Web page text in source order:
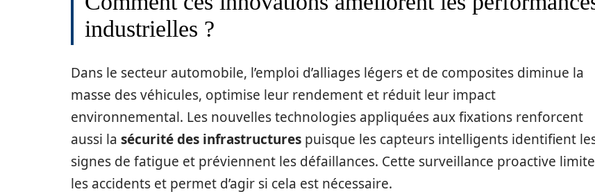
industrielles ?
Dans le secteur automobile, l’emploi d’alliages légers et de composites diminue la
masse des véhicules, optimise leur rendement et réduit leur impact
environnemental. Les nouvelles technologies appliquées aux fixations renforcent
aussi la sécurité des infrastructures puisque les capteurs intelligents identifient
signes de fatigue et préviennent les défaillances. Cette surveillance proactive limite
les accidents et permet d’agir si cela est nécessaire.